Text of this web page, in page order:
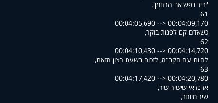
.'ידיד נפש אב הרחמן'
61
00:04:05,690 --> 00:04:09,170
,כשאדם קם לפנות בוקר
62
00:04:10,430 --> 00:04:14,720
,להיות עם הקב"ה, לזכות בשעת רצון הזאת
63
00:04:17,420 --> 00:04:20,780
,אז כדאי שישיר שיר
,שיר מיוחד